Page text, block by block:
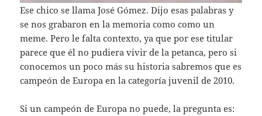
Ese chico se llama José Gómez. Dijo esas palabras y
se nos grabaron en la memoria como como un
meme. Pero le falta contexto, ya que por ese titular
parece que él no pudiera vivir de la petanca, pero si
conocemos un poco más su historia sabremos que es
campeón de Europa en la categoría juvenil de 2010.
Si un campeón de Europa no puede, la pregunta es: